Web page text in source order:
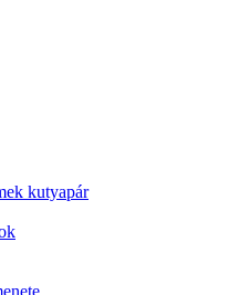
kutyapár